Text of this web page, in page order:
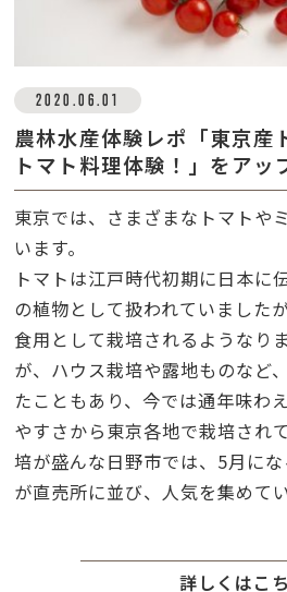
2020.06.01
農林水産体験レポ「東京産
トマト料理体験！」をアッ
東京では、さまざまなトマトや
います。
トマトは江戸時代初期に日本に
の植物として扱われていました
食用として栽培されるようなり
が、ハウス栽培や露地ものなど
たこともあり、今では通年味わ
やすさから東京各地で栽培され
培が盛んな日野市では、5月に
が直売所に並び、人気を集めてい
詳しくはこ